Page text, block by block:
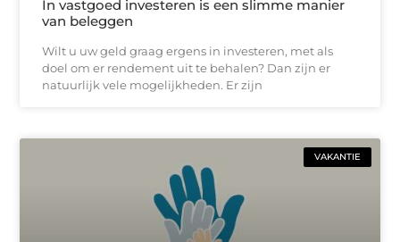
In vastgoed investeren is een slimme manier
van beleggen
Wilt u uw geld graag ergens in investeren, met als
doel om er rendement uit te behalen? Dan zijn er
natuurlijk vele mogelijkheden. Er zijn
VAKANTIE